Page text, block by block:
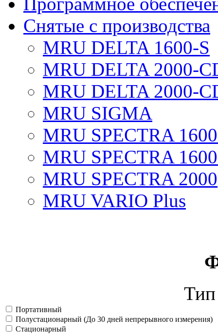
Снятые с производства
MRU DELTA 1600-S
MRU DELTA 2000-
MRU DELTA 2000-
MRU SIGMA
MRU SPECTRA
MRU SPECTRA
MRU SPECTRA 2000
MRU VARIO Plus
Портативный
Полустационарный (До 30 дней непрерывного измерения)
Стационарный